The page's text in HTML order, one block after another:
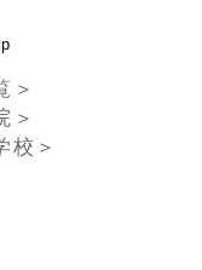
＞
＞
校＞